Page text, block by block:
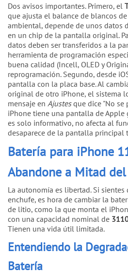
Dos avisos importantes. Primero, el
que ajusta el balance de blancos
ambiental, depende de unos datos
en un chip de la pantalla original.
datos deben ser transferidos a la
herramienta de programación
buena calidad (Incell, OLED y
reprogramación. Segundo, desde
pantalla con la placa base. Al
original de otro iPhone, el sistema
mensaje en Ajustesque dice "No se
iPhone tiene una pantalla de Apple
es solo informativo, no afecta al
desaparece de la pantalla principal
Batería para iPhone
Abandone a Mitad del
La autonomía es libertad. Si
enchufe, es hora de cambiar la
de litio, como la que monta el
con una capacidad nominal de
Tienen una vida útil limitada.
Entendiendo la
Batería